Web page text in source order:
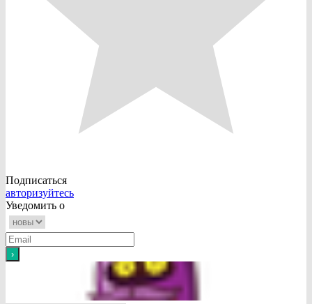
Подписаться
авторизуйтесь
Уведомить о